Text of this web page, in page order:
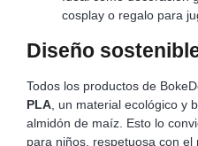
cosplay o regalo para
Diseño
Todos los productos de
PLA, un material ecológico y
almidón de maíz. Esto lo
para niños, respetuosa con